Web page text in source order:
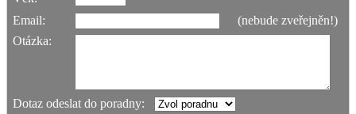
Email:
(nebude zveřejněn!)
Otázka:
Dotaz odeslat do poradny: